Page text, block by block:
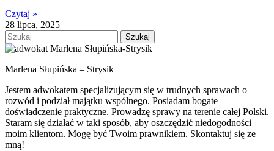
Czytaj »
28 lipca, 2025
Szukaj
Marlena Słupińska – Strysik
Jestem adwokatem specjalizującym się w trudnych sprawach o
rozwód i podział majątku wspólnego. Posiadam bogate
doświadczenie praktyczne. Prowadzę sprawy na terenie całej Polski.
Staram się działać w taki sposób, aby oszczędzić niedogodności
moim klientom. Mogę być Twoim prawnikiem. Skontaktuj się ze
mną!